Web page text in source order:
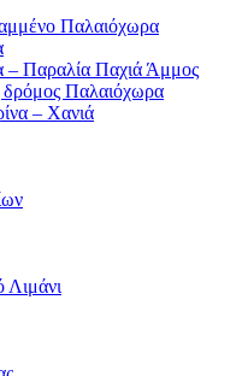
Παλαιόχωρα
– Παραλία Παχιά Άμμος
δρόμος Παλαιόχωρα
– Χανιά
Λιμάνι